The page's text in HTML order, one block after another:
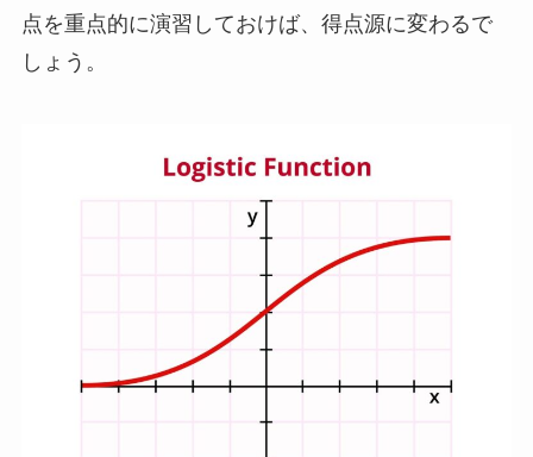
点を重点的に演習しておけば、得点源に変わるで
しょう。